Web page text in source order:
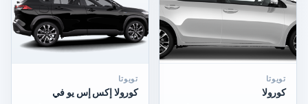
تويوتا
كورولا
تويوتا
كورولا إكس إس يو في